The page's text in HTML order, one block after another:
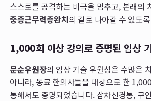
스스로를 공격하는 비극을 멈추고, 본래의
중증근무력증완치의 길로 나아갈 수 있도
1,000회 이상 강의로 증명된 임상
문순우원장의 임상 기술 우월성은 수많은
아니라, 동료 한의사들을 대상으로 한
통해서도 증명되었습니다. 삼차신경통, 구